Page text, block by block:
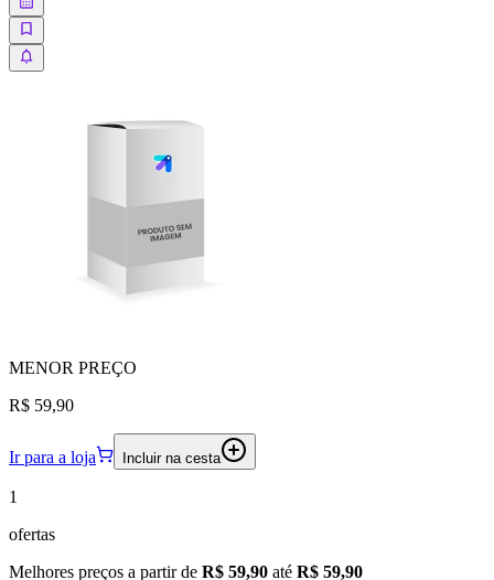
MENOR PREÇO
R$ 59,90
Ir para a loja Incluir na cesta
1
ofertas
Melhores preços a partir de R$ 59,90 até R$ 59,90